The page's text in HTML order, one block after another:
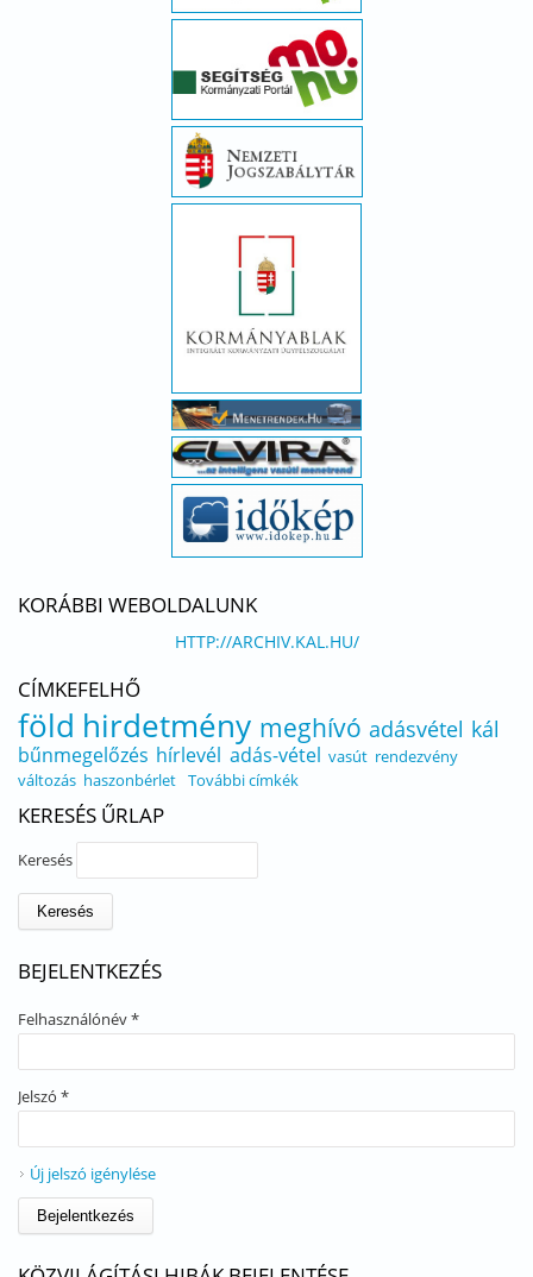
KORÁBBI WEBOLDALUNK
HTTP://ARCHIV.KAL.HU/
CÍMKEFELHŐ
föld hirdetmény meghívó adásvétel kál
bűnmegelőzés hírlevél adás-vétel vasút rendezvény
változás haszonbérlet További címkék
KERESÉS ŰRLAP
Keresés
BEJELENTKEZÉS
Felhasználónév*
Jelszó *
Új jelszó igénylése